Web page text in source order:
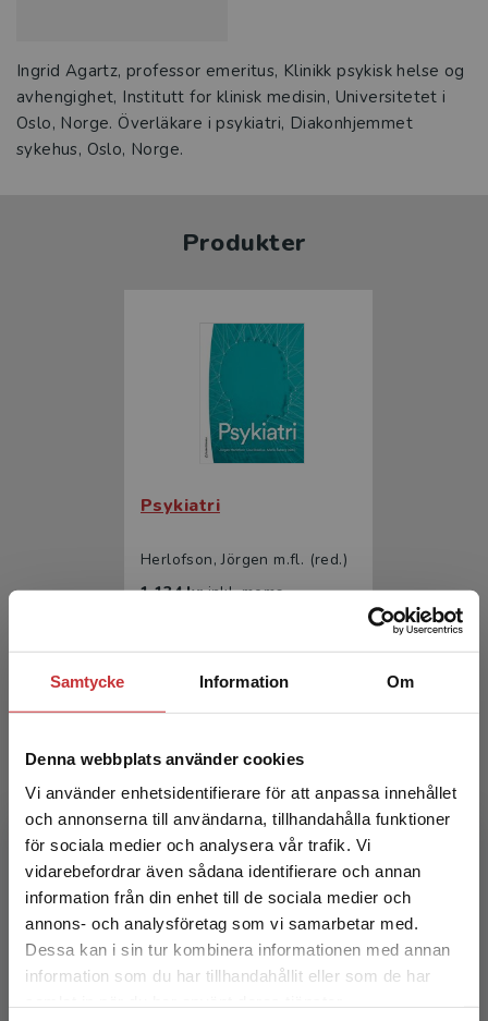
Samtycke Information Om
Denna webbplats använder cookies
Vi använder enhetsidentifierare för att anpassa innehållet
och annonserna till användarna, tillhandahålla funktioner
för sociala medier och analysera vår trafik. Vi
vidarebefordrar även sådana identifierare och annan
information från din enhet till de sociala medier och
annons- och analysföretag som vi samarbetar med.
Dessa kan i sin tur kombinera informationen med annan
information som du har tillhandahållit eller som de har
Begränsad fraktregion
Det verkar som att du besöker
studentlitteratur.se via en enhet utanför Sverige.
Ingrid Agartz, professor emeritus, Klinikk psykisk helse og
avhengighet, Institutt for klinisk medisin, Universitetet i
Oslo, Norge. Överläkare i psykiatri, Diakonhjemmet
sykehus, Oslo, Norge.
Produkter
Psykiatri
Herlofson, Jörgen m.fl. (red.)
1 134 krinkl. moms
Psykiatri
722 krinkl. moms
Exkl. moms: 681 kr